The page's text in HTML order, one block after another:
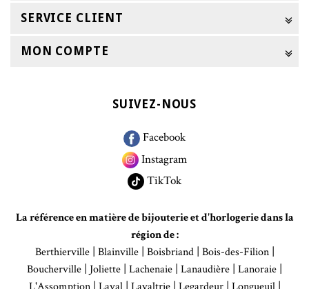
SERVICE CLIENT
MON COMPTE
SUIVEZ-NOUS
Facebook
Instagram
TikTok
La référence en matière de bijouterie et d'horlogerie dans la
région de :
Berthierville| Blainville| Boisbriand| Bois-des-Filion|
Boucherville | Joliette | Lachenaie | Lanaudière | Lanoraie |